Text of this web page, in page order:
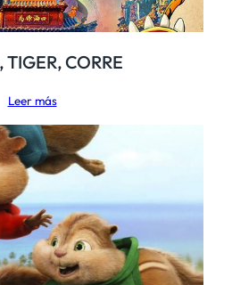
TIGER, CORRE
Leer más